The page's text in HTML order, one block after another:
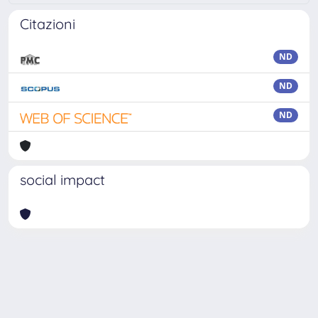
Citazioni
ND
ND
ND
social impact